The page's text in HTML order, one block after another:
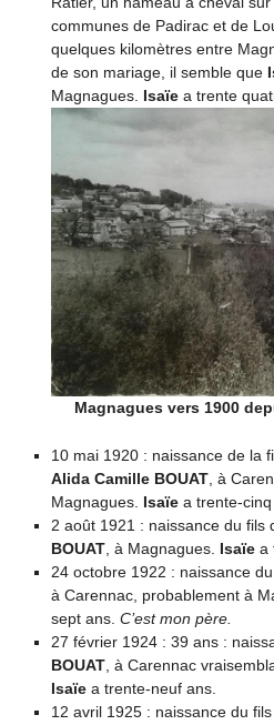
communes de Padirac et de
quelques kilomètres entre
de son mariage, il semble que
Magnagues. Isaïea trente
Magnagues vers 1900
10 mai 1920 : naissance de la
Alida Camille BOUAT, à
Magnagues. Isaïea trente-cinq
2 août 1921 : naissance du fils
BOUAT, à Magnagues. Isaïea
24 octobre 1922 : naissance
à Carennac, probablement à
sept ans. C’est mon père.
27 février 1924 : 39 ans :
BOUAT, à Carennac
Isaïea trente-neuf ans.
12 avril 1925 : naissance du